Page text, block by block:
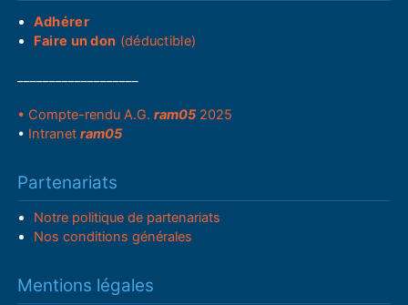
Adhérer
Faire un don (déductible)
• Compte-rendu A.G.ram05 2025
• Intranetram05
Partenariats
Notre politique de partenariats
Nos conditions générales
Mentions légales